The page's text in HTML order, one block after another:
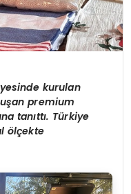
kurulan
premium
tanıttı. Türkiye
ölçekte